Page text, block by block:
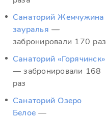
Санаторий Жемчужина
зауралья —
забронировали 170 раз
Санаторий «Горячинск»
— забронировали 168
раз
Санаторий Озеро
Белое —